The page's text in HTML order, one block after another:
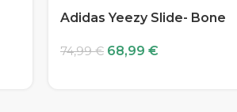
Adidas Yeezy Slide- Bone
74,99€ 68,99 €